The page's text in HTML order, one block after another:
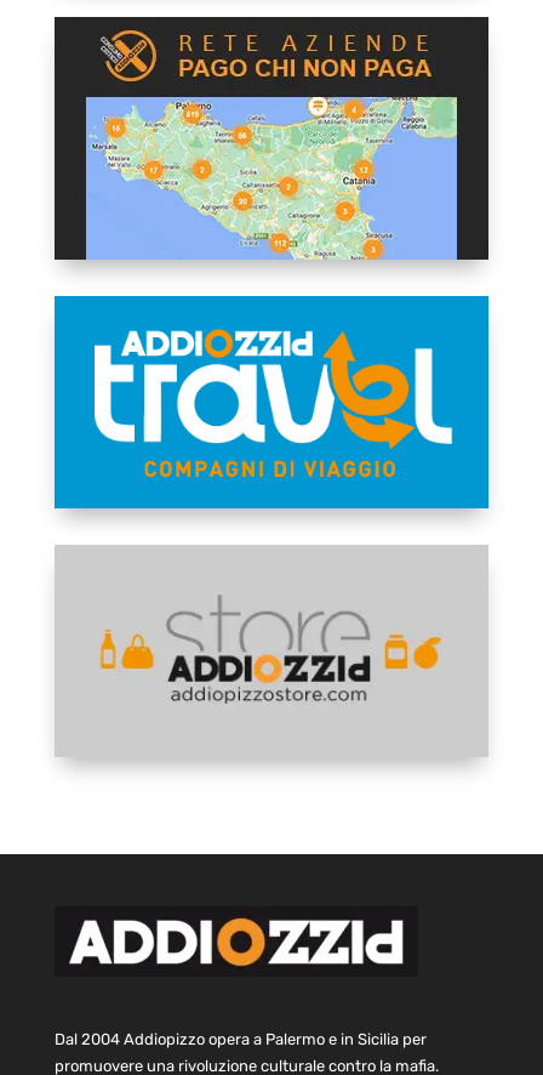
Dal 2004 Addiopizzo opera a Palermo e in Sicilia per
promuovere una rivoluzione culturale contro la mafia.